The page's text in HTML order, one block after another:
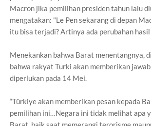
Macron jika pemilihan presiden tahun lalu
mengatakan: "Le Pen sekarang di depan
itu bisa terjadi? Artinya ada perubahan hasil
Menekankan bahwa Barat menentangnya,
bahwa rakyat Turki akan memberikan
diperlukan pada 14 Mei.
“Türkiye akan memberikan pesan kepada
pemilihan ini…Negara ini tidak melihat apa